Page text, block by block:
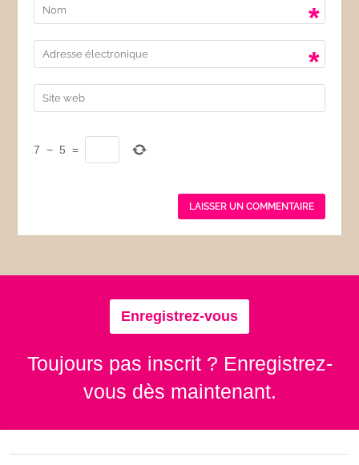
*
*
7 − 5 =
Enregistrez-vous
Toujours pas inscrit ? Enregistrez-
vous dès maintenant.